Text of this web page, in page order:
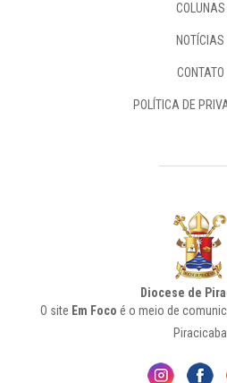
COLUNAS
NOTÍCIAS
CONTATO
POLÍTICA DE
Diocese de
O site Em Foco é o meio de
Piracicaba